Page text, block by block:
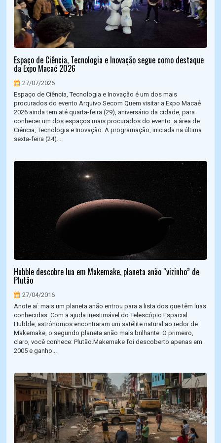
Espaço de Ciência, Tecnologia e Inovação segue como destaque
da Expo Macaé 2026
27/07/2026
Espaço de Ciência, Tecnologia e Inovação é um dos mais
procurados do evento Arquivo Secom Quem visitar a Expo Macaé
2026 ainda tem até quarta-feira (29), aniversário da cidade, para
conhecer um dos espaços mais procurados do evento: a área de
Ciência, Tecnologia e Inovação. A programação, iniciada na última
sexta-feira (24)...
Hubble descobre lua em Makemake, planeta anão “vizinho” de
Plutão
27/04/2016
Anote aí: mais um planeta anão entrou para a lista dos que têm luas
conhecidas. Com a ajuda inestimável do Telescópio Espacial
Hubble, astrônomos encontraram um satélite natural ao redor de
Makemake, o segundo planeta anão mais brilhante. O primeiro,
claro, você conhece: Plutão.Makemake foi descoberto apenas em
2005 e ganho...